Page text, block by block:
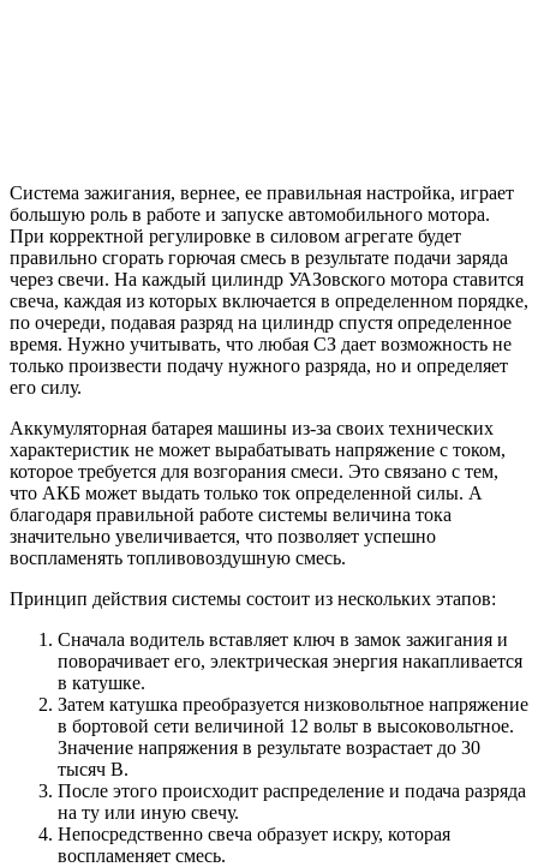
Система зажигания, вернее, ее правильная настройка, играет
большую роль в работе и запуске автомобильного мотора.
При корректной регулировке в силовом агрегате будет
правильно сгорать горючая смесь в результате подачи заряда
через свечи. На каждый цилиндр УАЗовского мотора ставится
свеча, каждая из которых включается в определенном порядке,
по очереди, подавая разряд на цилиндр спустя определенное
время. Нужно учитывать, что любая СЗ дает возможность не
только произвести подачу нужного разряда, но и определяет
его силу.
Аккумуляторная батарея машины из-за своих технических
характеристик не может вырабатывать напряжение с током,
которое требуется для возгорания смеси. Это связано с тем,
что АКБ может выдать только ток определенной силы. А
благодаря правильной работе системы величина тока
значительно увеличивается, что позволяет успешно
воспламенять топливовоздушную смесь.
Принцип действия системы состоит из нескольких этапов:
Сначала водитель вставляет ключ в замок зажигания и
поворачивает его, электрическая энергия накапливается
в катушке.
Затем катушка преобразуется низковольтное напряжение
в бортовой сети величиной 12 вольт в высоковольтное.
Значение напряжения в результате возрастает до 30
тысяч В.
После этого происходит распределение и подача разряда
на ту или иную свечу.
Непосредственно свеча образует искру, которая
воспламеняет смесь.